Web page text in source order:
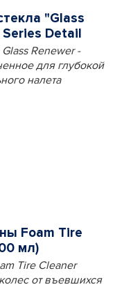
"Glass
Detail
Renewer -
для глубокой
налета
Foam Tire
мл)
Tire Сleaner
от въевшихся